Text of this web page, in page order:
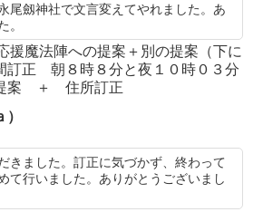
尾劔神社で文言変えてやれました。あ
。
援魔法陣への提案＋別の提案（下に
正 朝８時８分と夜１０時０３分
案 ＋ 住所訂正
きました。訂正に気づかず、終わって
て行いました。ありがとうございまし